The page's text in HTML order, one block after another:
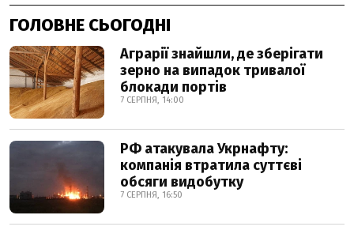
ГОЛОВНЕ СЬОГОДНІ
Аграрії знайшли, де зберігати
зерно на випадок тривалої
блокади портів
7 СЕРПНЯ, 14:00
РФ атакувала Укрнафту:
компанія втратила суттєві
обсяги видобутку
7 СЕРПНЯ, 16:50